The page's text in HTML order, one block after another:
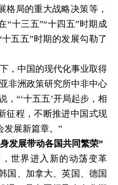
格局的重大战略决策等，
“十三五”“十四五”时期成
五五”时期的发展勾勒了
，中国的现代化事业取得
非洲政策研究所中非中心
，“‘十五五’开局起步，相
征程，不断推进中国式现
发展新篇章。”
发展带动各国共同繁荣”
世界进入新的动荡变革
国、加拿大、英国、德国